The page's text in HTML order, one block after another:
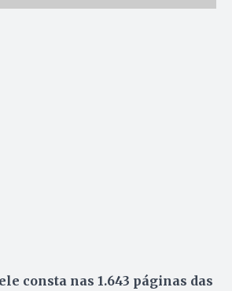
consta nas 1.643 páginas das